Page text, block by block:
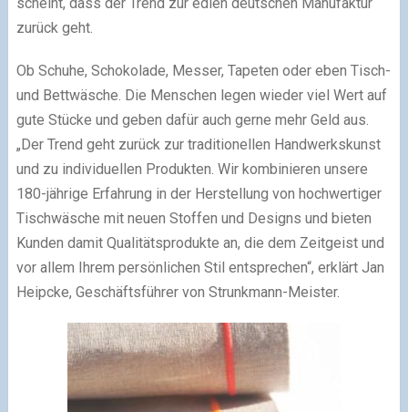
zurück geht.
Ob Schuhe, Schokolade, Messer, Tapeten oder eben Tisch-
und Bettwäsche. Die Menschen legen wieder viel Wert auf
gute Stücke und geben dafür auch gerne mehr Geld aus.
„Der Trend geht zurück zur traditionellen Handwerkskunst
und zu individuellen Produkten. Wir kombinieren unsere
180-jährige Erfahrung in der Herstellung von hochwertiger
Tischwäsche mit neuen Stoffen und Designs und bieten
Kunden damit Qualitätsprodukte an, die dem Zeitgeist und
vor allem Ihrem persönlichen Stil entsprechen“, erklärt Jan
Heipcke, Geschäftsführer von Strunkmann-Meister.